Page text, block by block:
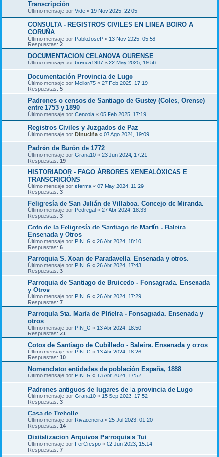
Transcripción
Último mensaje por Vide « 19 Nov 2025, 22:05
CONSULTA - REGISTROS CIVILES EN LINEA BOIRO A
CORUÑA
Último mensaje por PabloJoseP « 13 Nov 2025, 05:56
Respuestas: 2
DOCUMENTACION CELANOVA OURENSE
Último mensaje por brenda1987 « 22 May 2025, 19:56
Documentación Provincia de Lugo
Último mensaje por Meilan75 « 27 Feb 2025, 17:19
Respuestas: 5
Padrones o censos de Santiago de Gustey (Coles, Orense)
entre 1753 y 1890
Último mensaje por Cenobia « 05 Feb 2025, 17:19
Registros Civiles y Juzgados de Paz
Último mensaje por Dinuciña « 07 Ago 2024, 19:09
Padrón de Burón de 1772
Último mensaje por Grana10 « 23 Jun 2024, 17:21
Respuestas: 19
HISTORIADOR - FAGO ÁRBORES XENEALÓXICAS E
TRANSCRICIÓNS
Último mensaje por sferma « 07 May 2024, 11:29
Respuestas: 3
Feligresía de San Julián de Villaboa. Concejo de Miranda.
Último mensaje por Pedregal « 27 Abr 2024, 18:33
Respuestas: 3
Coto de la Feligresía de Santiago de Martín - Baleira.
Ensenada y Otros
Último mensaje por PIN_G « 26 Abr 2024, 18:10
Respuestas: 6
Parroquia S. Xoan de Paradavella. Ensenada y otros.
Último mensaje por PIN_G « 26 Abr 2024, 17:43
Respuestas: 3
Parroquia de Santiago de Bruicedo - Fonsagrada. Ensenada
y Otros
Último mensaje por PIN_G « 26 Abr 2024, 17:29
Respuestas: 7
Parroquia Sta. María de Piñeira - Fonsagrada. Ensenada y
otros
Último mensaje por PIN_G « 13 Abr 2024, 18:50
Respuestas: 21
Cotos de Santiago de Cubilledo - Baleira. Ensenada y otros
Último mensaje por PIN_G « 13 Abr 2024, 18:26
Respuestas: 10
Nomenclator entidades de población España, 1888
Último mensaje por PIN_G « 13 Abr 2024, 17:52
Padrones antiguos de lugares de la provincia de Lugo
Último mensaje por Grana10 « 15 Sep 2023, 17:52
Respuestas: 3
Casa de Trebolle
Último mensaje por Rivadeneira « 25 Jul 2023, 01:20
Respuestas: 14
Dixitalizacion Arquivos Parroquiais Tui
Último mensaje por FerCrespo « 02 Jun 2023, 15:14
Respuestas: 7